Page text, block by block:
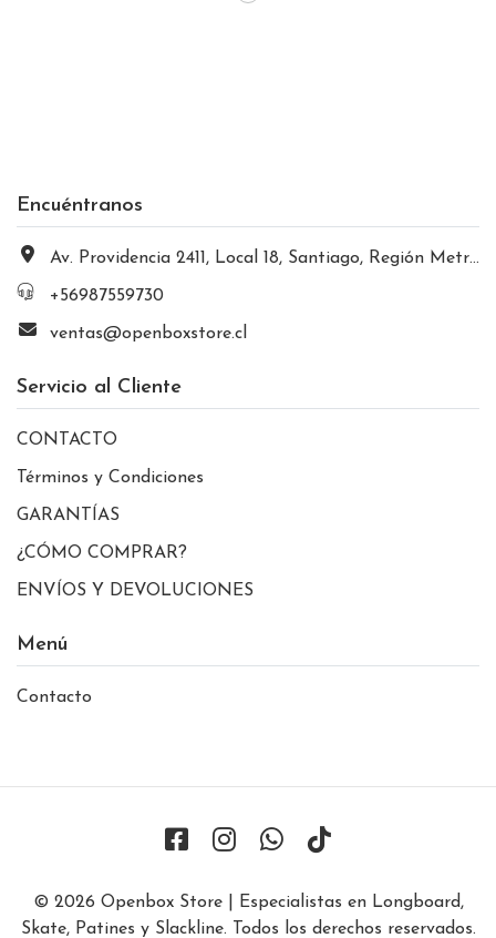
Encuéntranos
Av. Providencia 2411, Local 18, Santiago, Región Metropolitana, Chile
+56987559730
ventas@openboxstore.cl
Servicio al Cliente
CONTACTO
Términos y Condiciones
GARANTÍAS
¿CÓMO COMPRAR?
ENVÍOS Y DEVOLUCIONES
Menú
Contacto
© 2026 Openbox Store | Especialistas en Longboard,
Skate, Patines y Slackline. Todos los derechos reservados.